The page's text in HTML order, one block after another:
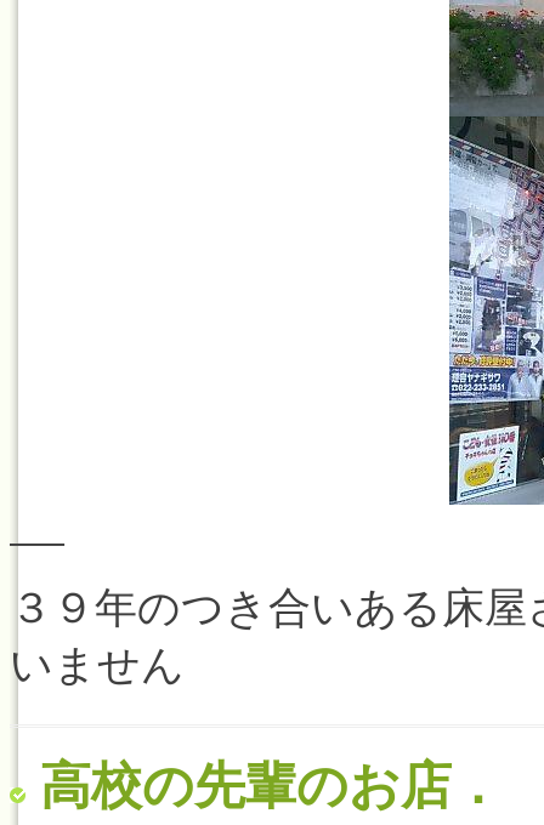
—–
３９年のつき合いある床屋
いません
高校の先輩のお店．